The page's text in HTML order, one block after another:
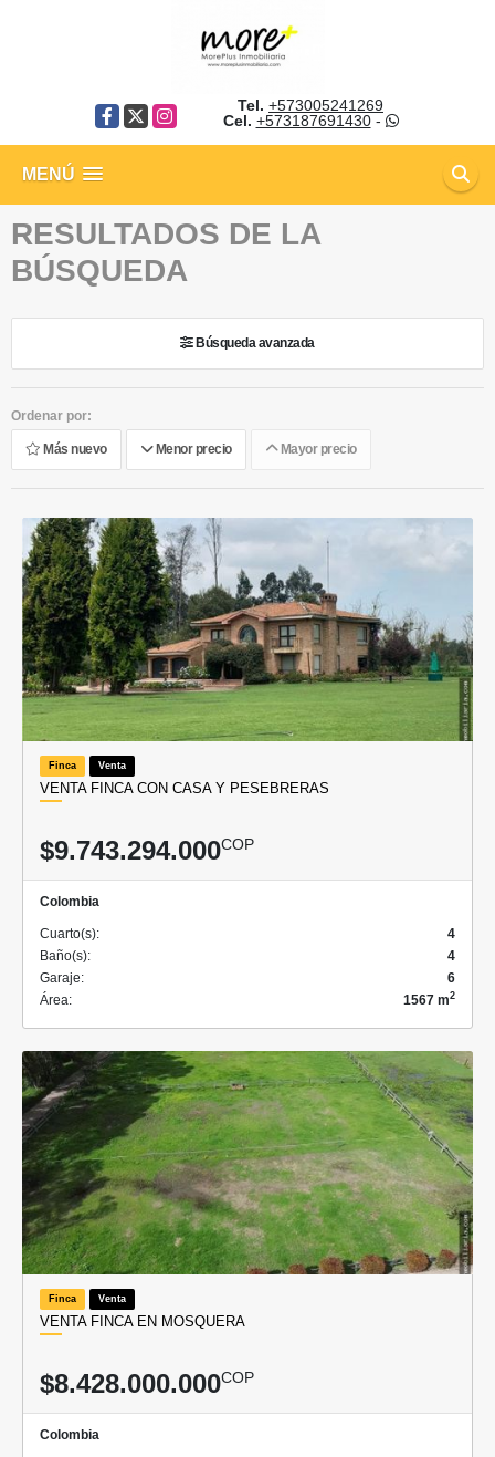
Facebook
X Instagram
Tel. +573005241269
Cel. +573187691430-
MENÚ
RESULTADOS DE LA
BÚSQUEDA
Búsqueda avanzada
Ordenar por:
Más nuevo Menor precio Mayor precio
Finca Venta
VENTA FINCA CON CASA Y PESEBRERAS
$9.743.294.000COP
Colombia
Cuarto(s):
4
Baño(s):
4
Garaje:
6
Área:
1567 m2
Finca Venta
VENTA FINCA EN MOSQUERA
$8.428.000.000COP
Colombia